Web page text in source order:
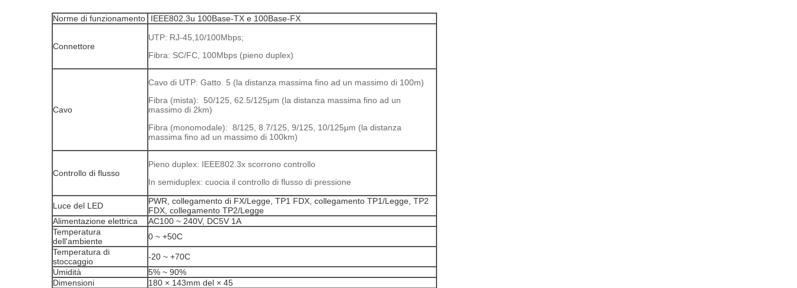
Norme di funzionamento IEEE802.3u 100Base-TX e 100Base-FX
Connettore
UTP: RJ-45,10/100Mbps;
Fibra: SC/FC, 100Mbps (pieno duplex)
Cavo
Cavo di UTP: Gatto. 5 (la distanza massima fino ad un massimo di 100m)
Fibra (mista): 50/125, 62.5/125μm (la distanza massima fino ad un
massimo di 2km)
Fibra (monomodale): 8/125, 8.7/125, 9/125, 10/125μm (la distanza
massima fino ad un massimo di 100km)
Controllo di flusso
Pieno duplex: IEEE802.3x scorrono controllo
In semiduplex: cuocia il controllo di flusso di pressione
Luce del LED
PWR, collegamento di FX/Legge, TP1 FDX, collegamento TP1/Legge, TP2
FDX, collegamento TP2/Legge
Alimentazione elettrica
AC100 ~ 240V, DC5V 1A
Temperatura
dell'ambiente
0 ~ +50C
Temperatura di
stoccaggio
-20 ~ +70C
Umidità
5% ~ 90%
Dimensioni
180 × 143mm del × 45